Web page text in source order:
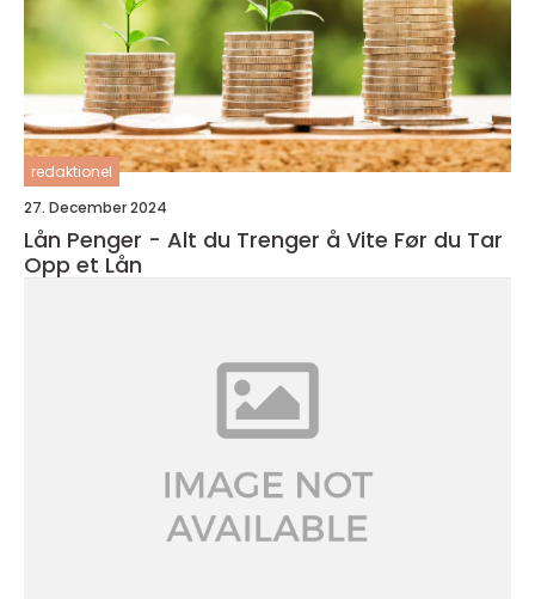
redaktionel
27. December 2024
Lån Penger - Alt du Trenger å Vite Før du Tar
Opp et Lån